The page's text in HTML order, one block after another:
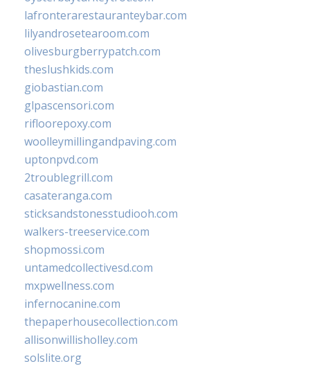
lafronterarestauranteybar.com
lilyandrosetearoom.com
olivesburgberrypatch.com
theslushkids.com
giobastian.com
glpascensori.com
rifloorepoxy.com
woolleymillingandpaving.com
uptonpvd.com
2troublegrill.com
casateranga.com
sticksandstonesstudiooh.com
walkers-treeservice.com
shopmossi.com
untamedcollectivesd.com
mxpwellness.com
infernocanine.com
thepaperhousecollection.com
allisonwillisholley.com
solslite.org